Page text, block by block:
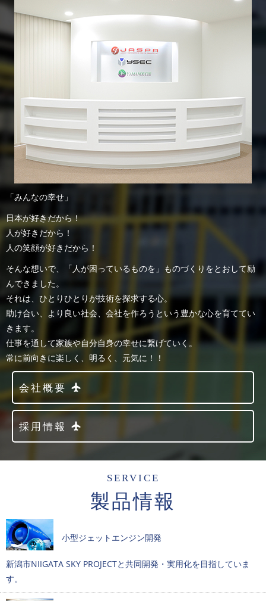
「みんなの幸せ」
日本が好きだから！
人が好きだから！
人の笑顔が好きだから！
そんな想いで、「人が困っているものを」ものづくりをとおして励
んできました。
それは、ひとりひとりが技術を探求する心。
助け合い、より良い社会、会社を作ろうという豊かな心を育ててい
きます。
仕事を通して家族や自分自身の幸せに繋げていく。
常に前向きに楽しく、明るく、元気に！！
会社概要
採用情報
SERVICE
製品情報
小型ジェットエンジン開発
新潟市NIIGATA SKY PROJECTと共同開発・実用化を目指していま
す。